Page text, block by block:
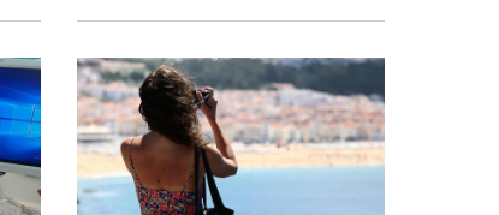
para ajudar a travar a
fechados para ajudar
COVID-19: Nazaré